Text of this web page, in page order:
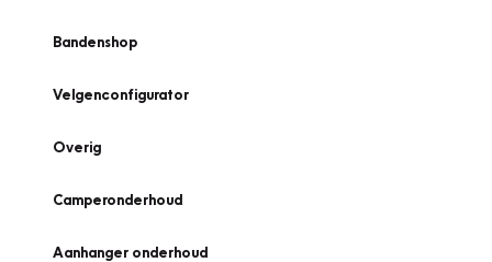
Bandenshop
Velgenconfigurator
Overig
Camperonderhoud
Aanhanger onderhoud